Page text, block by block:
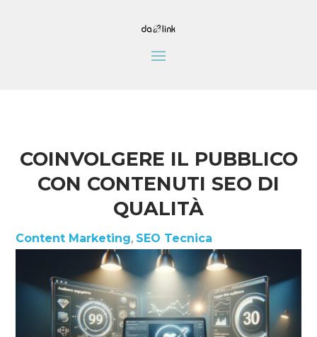
COINVOLGERE IL PUBBLICO
CON CONTENUTI SEO DI
QUALITÀ
Content Marketing, SEO Tecnica